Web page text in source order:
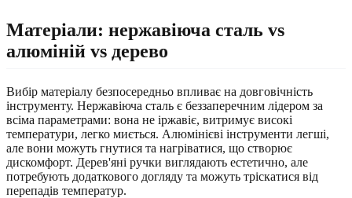
Матеріали: нержавіюча сталь vs
алюміній vs дерево
Вибір матеріалу безпосередньо впливає на довговічність
інструменту. Нержавіюча сталь є беззаперечним лідером за
всіма параметрами: вона не іржавіє, витримує високі
температури, легко миється. Алюмінієві інструменти легші,
але вони можуть гнутися та нагріватися, що створює
дискомфорт. Дерев'яні ручки виглядають естетично, але
потребують додаткового догляду та можуть тріскатися від
перепадів температур.